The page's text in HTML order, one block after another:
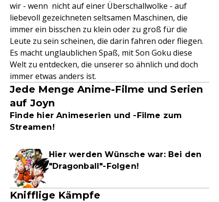
wir - wenn nicht auf einer Überschallwolke - auf
liebevoll gezeichneten seltsamen Maschinen, die
immer ein bisschen zu klein oder zu groß für die
Leute zu sein scheinen, die darin fahren oder fliegen.
Es macht unglaublichen Spaß, mit Son Goku diese
Welt zu entdecken, die unserer so ähnlich und doch
immer etwas anders ist.
Jede Menge Anime-Filme und Serien
auf Joyn
Finde hier Animeserien und -Filme zum
Streamen!
Hier werden Wünsche war: Bei den
"Dragonball"-Folgen!
Knifflige Kämpfe